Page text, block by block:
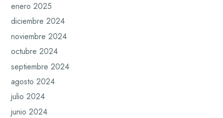
enero 2025
diciembre 2024
noviembre 2024
octubre 2024
septiembre 2024
agosto 2024
julio 2024
junio 2024